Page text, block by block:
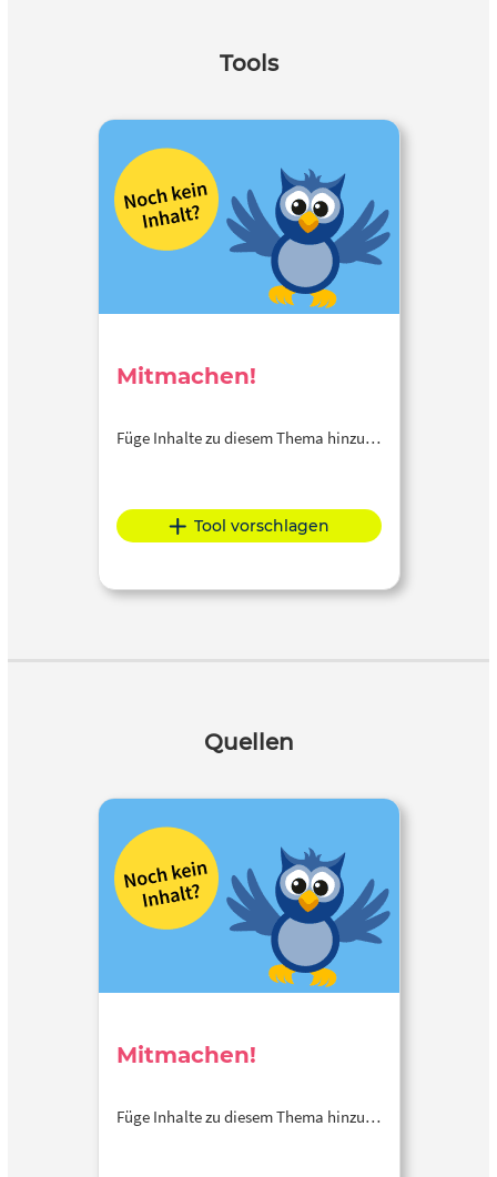
Tools
Mitmachen!
Füge Inhalte zu diesem Thema hinzu…
Tool vorschlagen
Quellen
Mitmachen!
Füge Inhalte zu diesem Thema hinzu…